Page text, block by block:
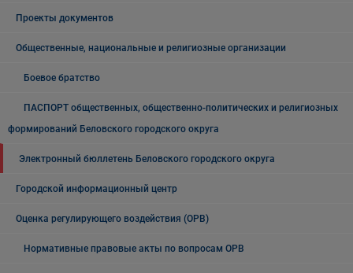
Проекты документов
Общественные, национальные и религиозные организации
Боевое братство
ПАСПОРТ общественных, общественно-политических и религиозных
формирований Беловского городского округа
Электронный бюллетень Беловского городского округа
Городской информационный центр
Оценка регулирующего воздействия (ОРВ)
Нормативные правовые акты по вопросам ОРВ